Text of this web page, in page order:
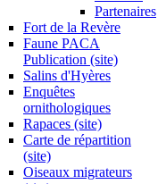
Partenaires
Fort de la Revère
Faune PACA
Publication (site)
Salins d'Hyères
Enquêtes
ornithologiques
Rapaces (site)
Carte de répartition
(site)
Oiseaux migrateurs